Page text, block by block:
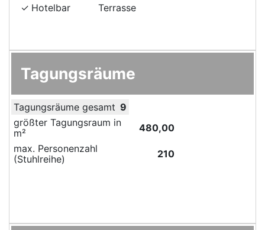
Hotelbar
Terrasse
Tagungsräume
Tagungsräume gesamt 9
größter Tagungsraum in
m²
480,00
max. Personenzahl
(Stuhlreihe)
210